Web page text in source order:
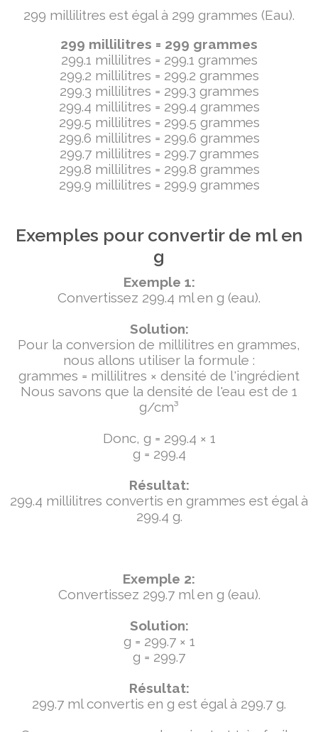
299 millilitres est égal à 299 grammes (Eau).
299 millilitres = 299 grammes
299.1 millilitres = 299.1 grammes
299.2 millilitres = 299.2 grammes
299.3 millilitres = 299.3 grammes
299.4 millilitres = 299.4 grammes
299.5 millilitres = 299.5 grammes
299.6 millilitres = 299.6 grammes
299.7 millilitres = 299.7 grammes
299.8 millilitres = 299.8 grammes
299.9 millilitres = 299.9 grammes
Exemples pour convertir de ml en
g
Exemple 1:
Convertissez 299.4 ml en g (eau).
Solution:
Pour la conversion de millilitres en grammes,
nous allons utiliser la formule :
grammes = millilitres × densité de l'ingrédient
Nous savons que la densité de l'eau est de 1
g/cm³
Donc, g = 299.4 × 1
g = 299.4
Résultat:
299.4 millilitres convertis en grammes est égal à
299.4 g.
Exemple 2:
Convertissez 299.7 ml en g (eau).
Solution:
g = 299.7 × 1
g = 299.7
Résultat:
299.7 ml convertis en g est égal à 299.7 g.